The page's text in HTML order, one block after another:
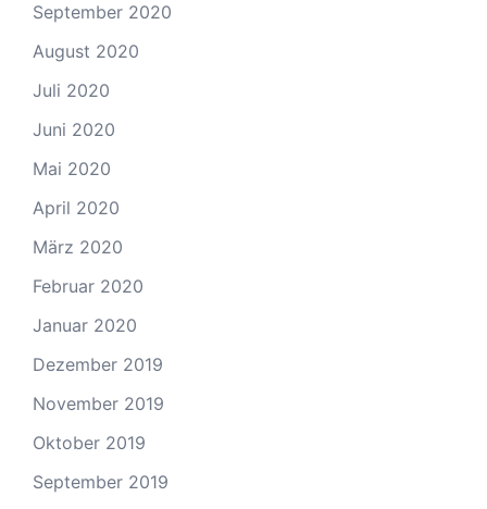
September 2020
August 2020
Juli 2020
Juni 2020
Mai 2020
April 2020
März 2020
Februar 2020
Januar 2020
Dezember 2019
November 2019
Oktober 2019
September 2019